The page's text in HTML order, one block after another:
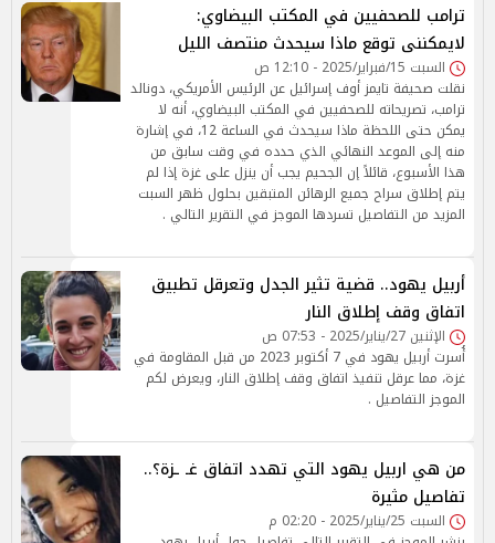
ترامب للصحفيين في المكتب البيضاوي:
لايمكننى توقع ماذا سيحدث منتصف الليل
السبت 15/فبراير/2025 - 12:10 ص
نقلت صحيفة تايمز أوف إسرائيل عن الرئيس الأمريكي، دونالد
ترامب، تصريحاته للصحفيين في المكتب البيضاوي، أنه لا
يمكن حتى اللحظة ماذا سيحدث في الساعة 12، في إشارة
منه إلى الموعد النهائي الذي حدده في وقت سابق من
هذا الأسبوع، قائلاً إن الجحيم يجب أن ينزل على غزة إذا لم
يتم إطلاق سراح جميع الرهائن المتبقين بحلول ظهر السبت
المزيد من التفاصيل تسردها الموجز في التقرير التالي .
أربيل يهود.. قضية تثير الجدل وتعرقل تطبيق
اتفاق وقف إطلاق النار
الإثنين 27/يناير/2025 - 07:53 ص
أُسرت أربيل يهود في 7 أكتوبر 2023 من قبل المقاومة في
غزة، مما عرقل تنفيذ اتفاق وقف إطلاق النار، ويعرض لكم
الموجز التفاصيل .
من هي اربيل يهود التي تهدد اتفاق غـ ـزة؟..
تفاصيل مثيرة
السبت 25/يناير/2025 - 02:20 م